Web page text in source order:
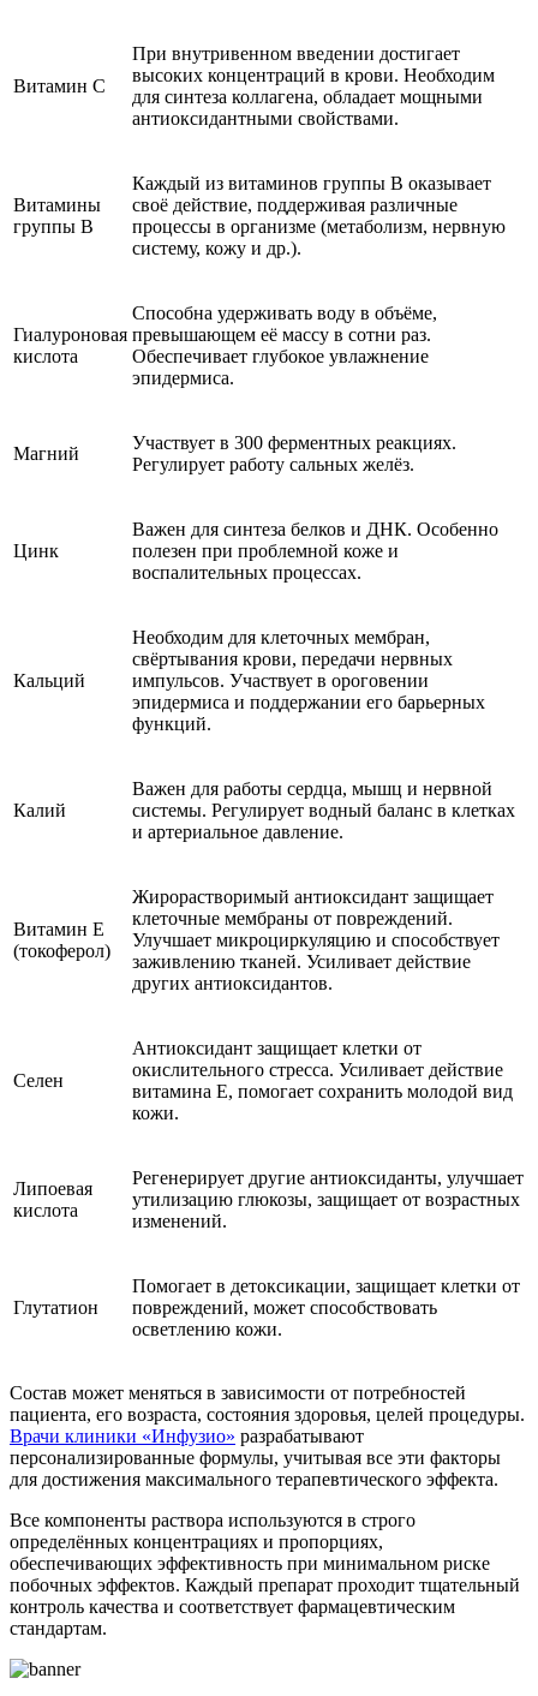
Витамин C
При внутривенном введении достигает
высоких концентраций в крови. Необходим
для синтеза коллагена, обладает мощными
антиоксидантными свойствами.
Витамины
группы B
Каждый из витаминов группы B оказывает
своё действие, поддерживая различные
процессы в организме (метаболизм, нервную
систему, кожу и др.).
Гиалуроновая
кислота
Способна удерживать воду в объёме,
превышающем её массу в сотни раз.
Обеспечивает глубокое увлажнение
эпидермиса.
Магний
Участвует в 300 ферментных реакциях.
Регулирует работу сальных желёз.
Цинк
Важен для синтеза белков и ДНК. Особенно
полезен при проблемной коже и
воспалительных процессах.
Кальций
Необходим для клеточных мембран,
свёртывания крови, передачи нервных
импульсов. Участвует в ороговении
эпидермиса и поддержании его барьерных
функций.
Калий
Важен для работы сердца, мышц и нервной
системы. Регулирует водный баланс в клетках
и артериальное давление.
Витамин E
(токоферол)
Жирорастворимый антиоксидант защищает
клеточные мембраны от повреждений.
Улучшает микроциркуляцию и способствует
заживлению тканей. Усиливает действие
других антиоксидантов.
Селен
Антиоксидант защищает клетки от
окислительного стресса. Усиливает действие
витамина E, помогает сохранить молодой вид
кожи.
Липоевая
кислота
Регенерирует другие антиоксиданты, улучшает
утилизацию глюкозы, защищает от возрастных
изменений.
Глутатион
Помогает в детоксикации, защищает клетки от
повреждений, может способствовать
осветлению кожи.
Состав может меняться в зависимости от потребностей
пациента, его возраста, состояния здоровья, целей процедуры.
Врачи клиники «Инфузио» разрабатывают
персонализированные формулы, учитывая все эти факторы
для достижения максимального терапевтического эффекта.
Все компоненты раствора используются в строго
определённых концентрациях и пропорциях,
обеспечивающих эффективность при минимальном риске
побочных эффектов. Каждый препарат проходит тщательный
контроль качества и соответствует фармацевтическим
стандартам.